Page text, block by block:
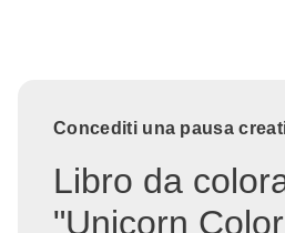
Concediti una pausa
Libro da
"Unicorn